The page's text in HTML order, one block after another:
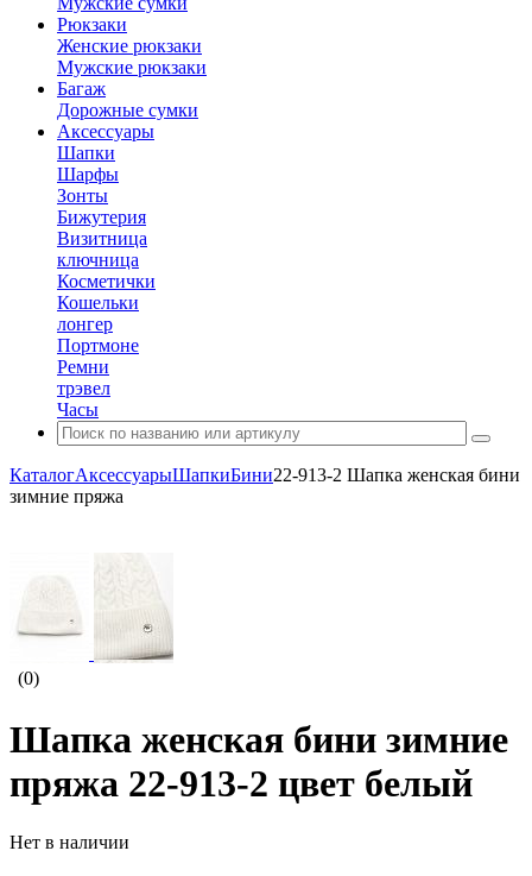
Рюкзаки
Женские рюкзаки
Мужские рюкзаки
Багаж
Дорожные сумки
Аксессуары
Шапки
Шарфы
Зонты
Бижутерия
Визитница
ключница
Косметички
Кошельки
лонгер
Портмоне
Ремни
трэвел
Часы
КаталогАксессуарыШапкиБини22-913-2 Шапка женская бини
зимние пряжа
(0)
Шапка женская бини зимние
пряжа 22-913-2 цвет белый
Нет в наличии